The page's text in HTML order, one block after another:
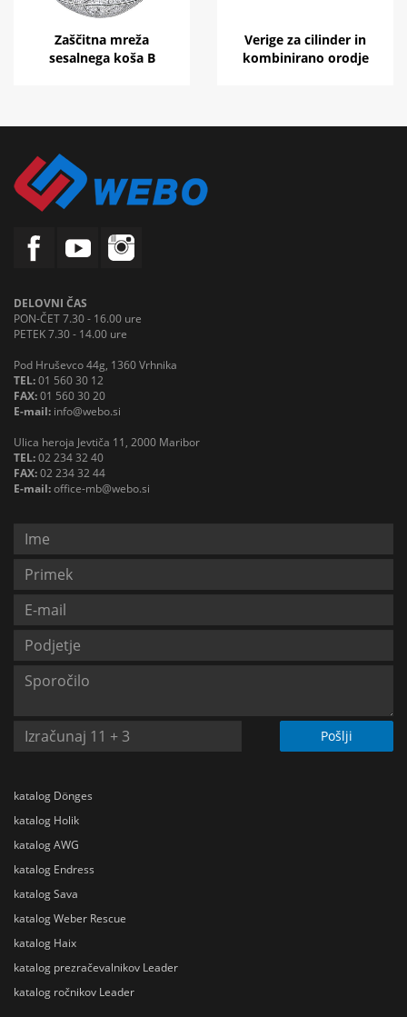
Zaščitna mreža
sesalnega koša B
Verige za cilinder in
kombinirano orodje
DELOVNI ČAS
PON-ČET 7.30 - 16.00 ure
PETEK 7.30 - 14.00 ure
Pod Hruševco 44g, 1360 Vrhnika
TEL:01 560 30 12
FAX:01 560 30 20
E-mail: info@webo.si
Ulica heroja Jevtiča 11, 2000 Maribor
TEL:02 234 32 40
FAX:02 234 32 44
E-mail:office-mb@webo.si
Pošlji
katalog Dönges
katalog Holik
katalog AWG
katalog Endress
katalog Sava
katalog Weber Rescue
katalog Haix
katalog prezračevalnikov Leader
katalog ročnikov Leader